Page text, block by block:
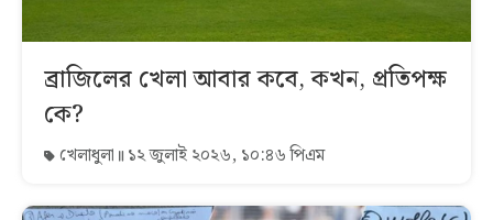
ব্রাজিলের খেলা আবার কবে, কখন, প্রতিপক্ষ
কে?
খেলাধুলা ১২ জুলাই ২০২৬, ১০:৪৬ পিএম